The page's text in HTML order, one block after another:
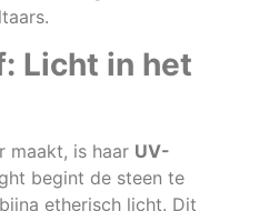
Licht in het
maakt, is haar UV-
begint de steen te
etherisch licht. Dit